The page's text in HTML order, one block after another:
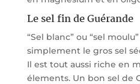
Le sel fin de Guérande
“Sel blanc” ou “sel
simplement le gros sel
Il est tout aussi riche en
élements. Un bon sel de